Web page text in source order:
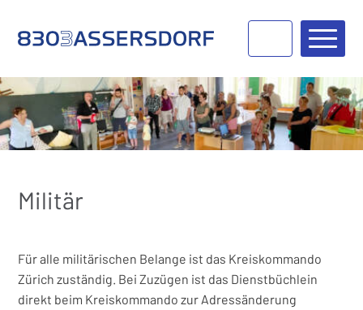
Navigieren in Bassersdorf
Militär
Für alle militärischen Belange ist das Kreiskommando
Zürich zuständig. Bei Zuzügen ist das Dienstbüchlein
direkt beim Kreiskommando zur Adressänderung